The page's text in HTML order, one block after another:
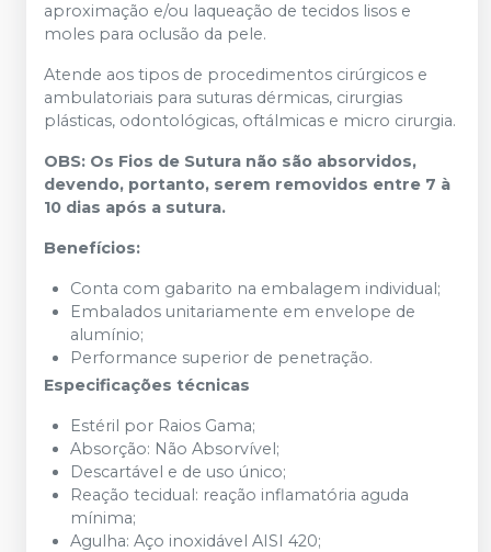
aproximação e/ou laqueação de tecidos lisos e
moles para oclusão da pele.
Atende aos tipos de procedimentos cirúrgicos e
ambulatoriais para suturas dérmicas, cirurgias
plásticas, odontológicas, oftálmicas e micro cirurgia.
OBS: Os Fios de Sutura não são absorvidos,
devendo, portanto, serem removidos entre 7 à
10 dias após a sutura.
Benefícios:
Conta com gabarito na embalagem individual;
Embalados unitariamente em envelope de
alumínio;
Performance superior de penetração.
Especificações técnicas
Estéril por Raios Gama;
Absorção: Não Absorvível;
Descartável e de uso único;
Reação tecidual: reação inflamatória aguda
mínima;
Agulha: Aço inoxidável AISI 420;